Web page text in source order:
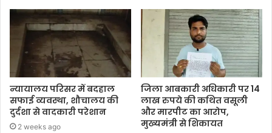
न्यायालय परिसर में बदहाल
सफाई व्यवस्था, शौचालय की
दुर्दशा से वादकारी परेशान
2 weeks ago
जिला आबकारी अधिकारी पर 14
लाख रुपये की कथित वसूली
और मारपीट का आरोप,
मुख्यमंत्री से शिकायत